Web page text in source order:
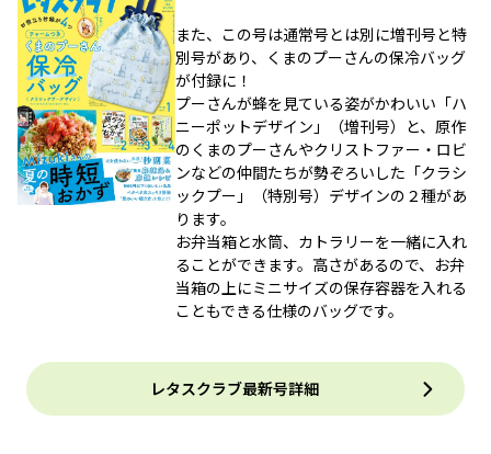
また、この号は通常号とは別に増刊号と特
別号があり、くまのプーさんの保冷バッグ
が付録に！
プーさんが蜂を見ている姿がかわいい「ハ
ニーポットデザイン」（増刊号）と、原作
のくまのプーさんやクリストファー・ロビ
ンなどの仲間たちが勢ぞろいした「クラシ
ックプー」（特別号）デザインの２種があ
ります。
お弁当箱と水筒、カトラリーを一緒に入れ
ることができます。高さがあるので、お弁
当箱の上にミニサイズの保存容器を入れる
こともできる仕様のバッグです。
レタスクラブ最新号詳細